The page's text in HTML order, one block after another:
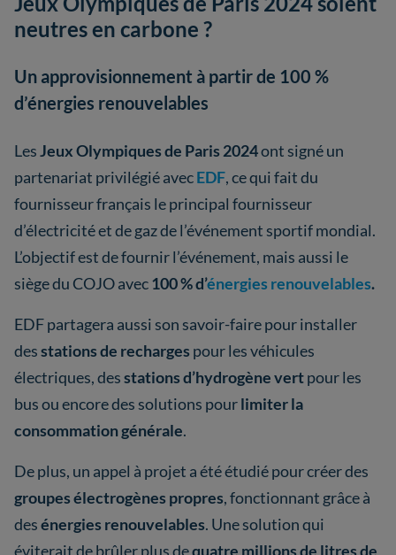
neutres en carbone ?
Un approvisionnement à partir de 100 %
d’énergies renouvelables
LesJeux Olympiques de Paris 2024ont signé un
partenariat privilégié avecEDF, ce qui fait du
fournisseur français le principal fournisseur
d’électricité et de gaz de l’événement sportif mondial.
L’objectif est de fournir l’événement, mais aussi le
siège du COJO avec100 % d’énergies renouvelables.
EDF partagera aussi son savoir-faire pour installer
desstations de recharges pour les véhicules
électriques, desstations d’hydrogène vertpour les
bus ou encore des solutions pourlimiter la
consommation générale.
De plus, un appel à projet a été étudié pour créer des
groupes électrogènes propres, fonctionnant grâce à
desénergies renouvelables. Une solution qui
éviterait de brûler plus dequatre millions de litres de